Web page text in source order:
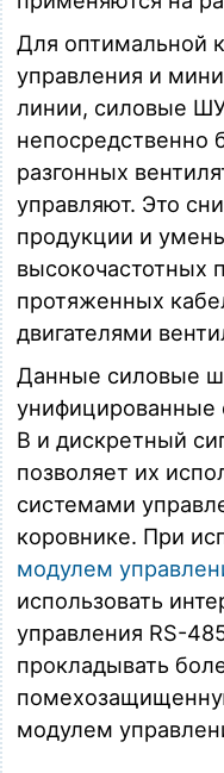
Для оптимальной
управления и
линии, силовые
непосредственно
разгонных
управляют. Это
продукции и
высокочастотных
протяженных
двигателями
Данные силовые
унифицированные
В и дискретный
позволяет их
системами
коровнике. При
модулем
использовать
управления RS-
прокладывать
модулем